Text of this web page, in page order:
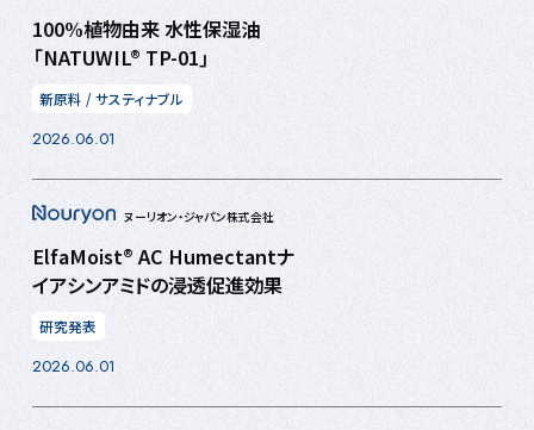
100%植物由来 水性保湿油
「NATUWIL® TP-01」
新原料 /サスティナブル
2026.06.01
ヌーリオン・ジャパン株式会社
ElfaMoist® AC Humectantナ
イアシンアミドの浸透促進効果
研究発表
2026.06.01